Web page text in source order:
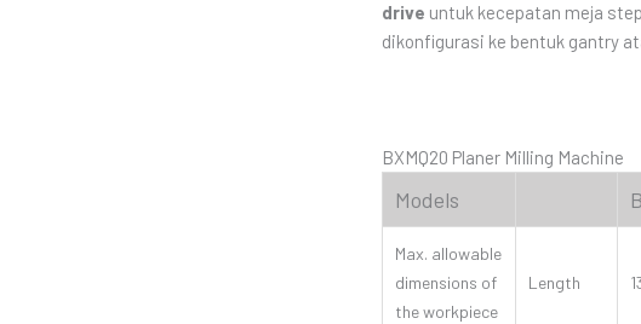
drive untuk kecepatan meja
dikonfigurasi ke bentuk gantry
BXMQ20 Planer Milling Machine
Models
Max. allowable
dimensions of
the workpiece
Length